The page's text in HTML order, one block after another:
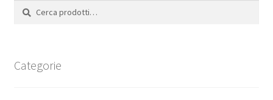
Cerca:
Cerca
Categorie